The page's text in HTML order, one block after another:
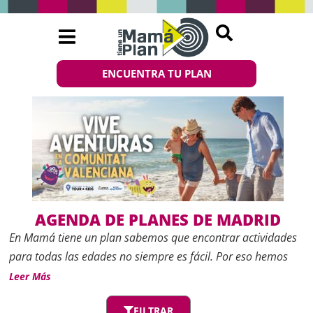
ENCUENTRA TU PLAN
AGENDA DE PLANES DE MADRID
EnMamá tiene un plansabemos que encontrar actividades
para todas las edades no siempre es fácil. Por eso hemos
creado esta
actualizado con las mejores propuestas de ocio, cultura y
Leer Más